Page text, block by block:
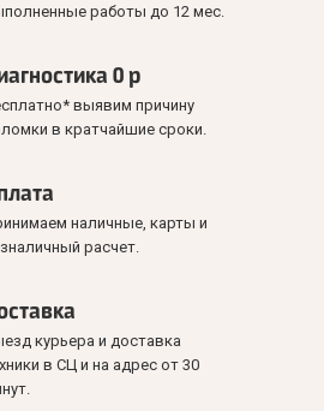
работы до 12 мес.
0 р
выявим причину
в кратчайшие сроки.
наличные, карты и
расчет.
курьера и доставка
в СЦ и на адрес от 30